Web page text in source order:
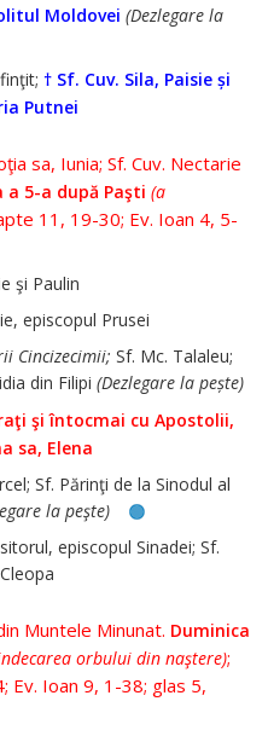
Moldovei (Dezlegare la
† Sf. Cuv. Sila, Paisie și
Putnei
sa, Iunia; Sf. Cuv. Nectarie
a 5-a după Paşti (a
11, 19-30; Ev. Ioan 4, 5-
şi Paulin
episcopul Prusei
Cincizecimii; Sf. Mc. Talaleu;
din Filipi (Dezlegare la pește)
şi întocmai cu Apostolii,
sa, Elena
Sf. Părinţi de la Sinodul al
la peşte)
episcopul Sinadei; Sf.
Muntele Minunat. Duminica
orbului din naştere);
Ev. Ioan 9, 1-38; glas 5,